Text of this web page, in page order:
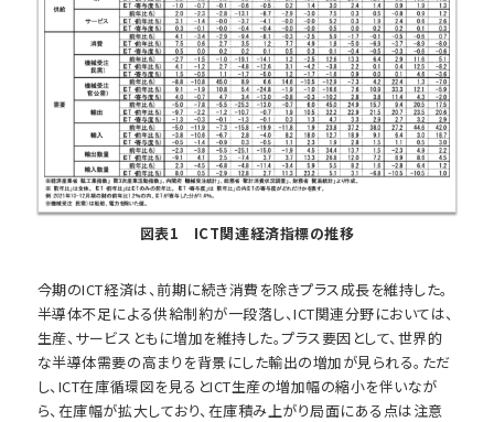
図表1 ICT関連経済指標の推移
今期のICT経済は、前期に続き消費を除きプラス成長を維持した。
半導体不足による供給制約が一段落し、ICT関連分野においては、
生産、サービスともに増加を維持した。プラス要因として、世界的
な半導体需要の高まりを背景にした輸出の増加が見られる。ただ
し、ICT在庫循環図を見るとICT生産の増加幅の縮小を伴いなが
ら、在庫幅が拡大しており、在庫積み上がり局面にある点は注意